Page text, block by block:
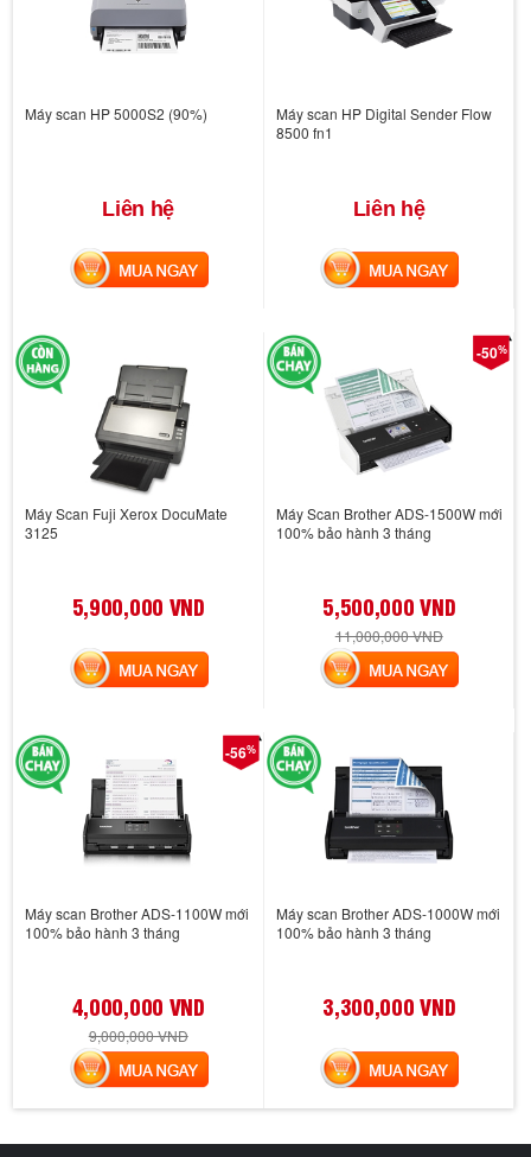
Máy scan HP 5000S2 (90%)
Liên hệ
MUA NGAY
Máy scan HP Digital Sender Flow
8500 fn1
Liên hệ
MUA NGAY
Máy Scan Fuji Xerox DocuMate
3125
5,900,000 VND
MUA NGAY
-50%
Máy Scan Brother ADS-1500W mới
100% bảo hành 3 tháng
5,500,000 VND
11,000,000 VND
MUA NGAY
-56%
Máy scan Brother ADS-1100W mới
100% bảo hành 3 tháng
4,000,000 VND
9,000,000 VND
MUA NGAY
Máy scan Brother ADS-1000W mới
100% bảo hành 3 tháng
3,300,000 VND
MUA NGAY